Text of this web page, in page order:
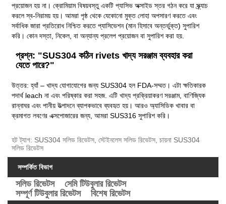
প্রয়োজন হয় না। ক্রোমিয়াম বিষয়বস্তু একটি প্যাসিভ অক্সাইড স্তর গঠন করে যা স্ক্র্যাচ
করলে স্ব-নিরাময় হয়। আমরা পৃষ্ঠ থেকে যেকোনো মুক্ত লোহা অপসারণ করতে এবং
সর্বাধিক জারা প্রতিরোধ নিশ্চিত করতে প্যাসিভেশন (মান হিসাবে অন্তর্ভুক্ত) সুপারিশ
করি। কোন দস্তা, নিকেল, বা অন্যান্য প্রলেপ প্রয়োজন বা সুপারিশ করা হয়.
প্রশ্ন: "SUS304 কঠিন rivets খাদ্য সরঞ্জাম ব্যবহার করা
যেতে পারে?"
উত্তর: হ্যাঁ – খাদ্য যোগাযোগের জন্য SUS304 হল FDA-সম্মত। এটা ক্ষতিকারক
পদার্থ leach না এবং পরিষ্কার করা সহজ. এটি খাদ্য প্রক্রিয়াকরণ সরঞ্জাম, বাণিজ্যিক
রান্নাঘর এবং পানীয় উত্পাদনে ব্যাপকভাবে ব্যবহৃত হয়। আরও অ্যাসিডিক খাবার বা
ক্রমাগত লবণের এক্সপোজারের জন্য, আমরা SUS316 সুপারিশ করি।
হট ট্যাগ: SUS304 সলিড রিভেটস, স্টেইনলেস সলিড রিভেটস, চায়না SUS304
সলিড রিভেটস
সম্পর্কিত বিভাগ
সলিড রিভেটস
সেমি টিউবুলার রিভেটস
সম্পূর্ণ টিউবুলার রিভেটস
বিশেষ রিভেটস